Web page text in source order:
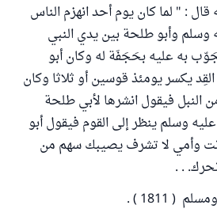
: " لما كان يوم أحد انهزم الناس
وسلم وأبو طلحة بين يدي النبي
به عليه بحَجَفَة له وكان أبو
يكسر يومئذ قوسين أو ثلاثا وكان
النبل فيقول انشرها لأبي طلحة
وسلم ينظر إلى القوم فيقول أبو
أنت وأمي لا تشرف يصيبك سهم من
. .